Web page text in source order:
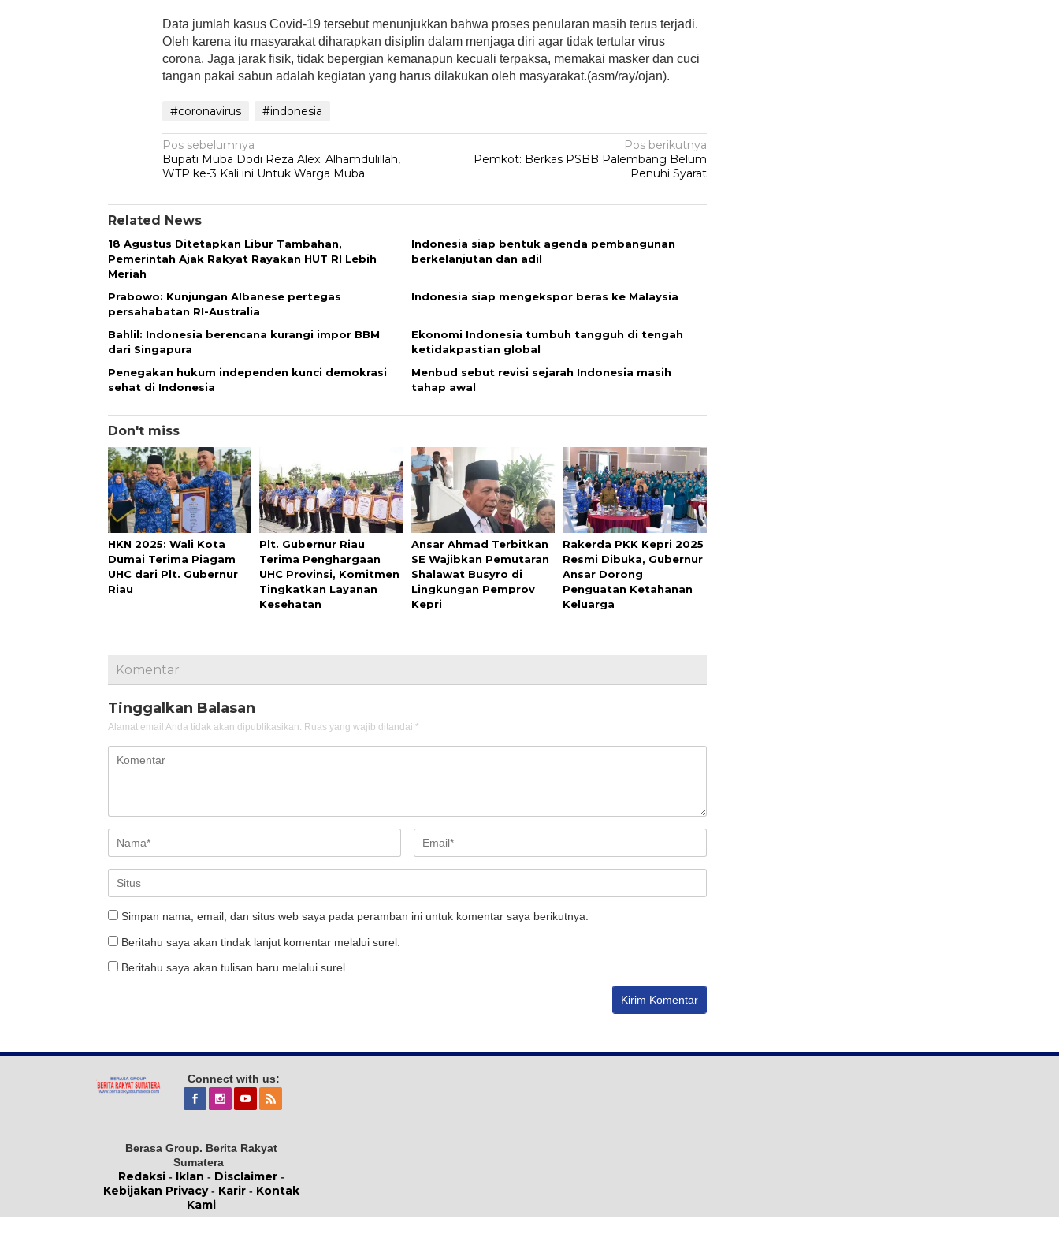
Data jumlah kasus Covid-19 tersebut menunjukkan bahwa proses penularan masih terus terjadi.
Oleh karena itu masyarakat diharapkan disiplin dalam menjaga diri agar tidak tertular virus
corona. Jaga jarak fisik, tidak bepergian kemanapun kecuali terpaksa, memakai masker dan cuci
tangan pakai sabun adalah kegiatan yang harus dilakukan oleh masyarakat.(asm/ray/ojan).
#coronavirus #indonesia
Navigasi
pos
Pos sebelumnya
Bupati Muba Dodi Reza Alex: Alhamdulillah,
WTP ke-3 Kali ini Untuk Warga Muba
Pos berikutnya
Pemkot: Berkas PSBB Palembang Belum
Penuhi Syarat
Related News
18 Agustus Ditetapkan Libur Tambahan,
Pemerintah Ajak Rakyat Rayakan HUT RI Lebih
Meriah
Indonesia siap bentuk agenda pembangunan
berkelanjutan dan adil
Prabowo: Kunjungan Albanese pertegas
persahabatan RI-Australia
Indonesia siap mengekspor beras ke Malaysia
Bahlil: Indonesia berencana kurangi impor BBM
dari Singapura
Ekonomi Indonesia tumbuh tangguh di tengah
ketidakpastian global
Penegakan hukum independen kunci demokrasi
sehat di Indonesia
Menbud sebut revisi sejarah Indonesia masih
tahap awal
Don't miss
HKN 2025: Wali Kota
Dumai Terima Piagam
UHC dari Plt. Gubernur
Riau
Plt. Gubernur Riau
Terima Penghargaan
UHC Provinsi, Komitmen
Tingkatkan Layanan
Kesehatan
Ansar Ahmad Terbitkan
SE Wajibkan Pemutaran
Shalawat Busyro di
Lingkungan Pemprov
Kepri
Rakerda PKK Kepri 2025
Resmi Dibuka, Gubernur
Ansar Dorong
Penguatan Ketahanan
Keluarga
Komentar
Tinggalkan Balasan
Alamat email Anda tidak akan dipublikasikan. Ruas yang wajib ditandai *
Simpan nama, email, dan situs web saya pada peramban ini untuk komentar saya berikutnya.
Beritahu saya akan tindak lanjut komentar melalui surel.
Beritahu saya akan tulisan baru melalui surel.
Connect with us:
Berasa Group. Berita Rakyat
Sumatera
Redaksi - Iklan - Disclaimer -
Kebijakan Privacy- Karir - Kontak
Kami